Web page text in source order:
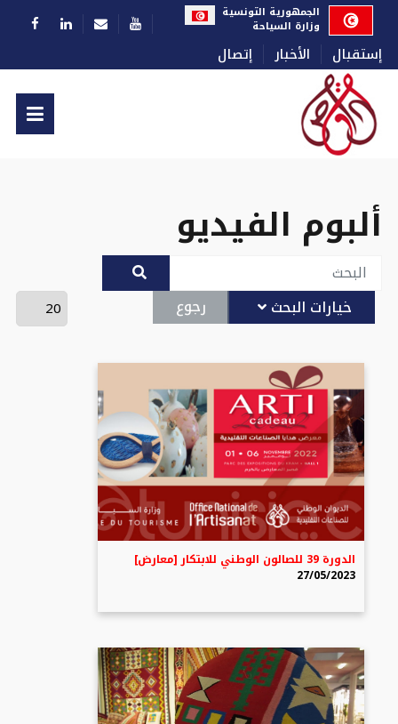
إستقبال الأخبار إتصال
الجمهورية التونسية
وزارة السياحة
ألبوم الفيديو
خيارات البحث رجوع
الدورة 39 للصالون الوطني للابتكار [معارض]
27/05/2023